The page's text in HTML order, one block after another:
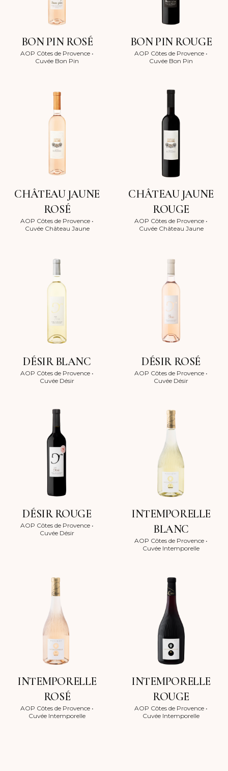
BON PIN ROSÉ
AOP Côtes de Provence •
Cuvée Bon Pin
BON PIN ROUGE
AOP Côtes de Provence •
Cuvée Bon Pin
CHÂTEAU JAUNE
ROSÉ
AOP Côtes de Provence •
Cuvée Château Jaune
CHÂTEAU JAUNE
ROUGE
AOP Côtes de Provence •
Cuvée Château Jaune
DÉSIR BLANC
AOP Côtes de Provence •
Cuvée Désir
DÉSIR ROSÉ
AOP Côtes de Provence •
Cuvée Désir
DÉSIR ROUGE
AOP Côtes de Provence •
Cuvée Désir
INTEMPORELLE
BLANC
AOP Côtes de Provence •
Cuvée Intemporelle
INTEMPORELLE
ROSÉ
AOP Côtes de Provence •
Cuvée Intemporelle
INTEMPORELLE
ROUGE
AOP Côtes de Provence •
Cuvée Intemporelle